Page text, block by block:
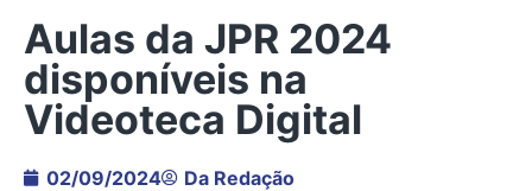
Aulas da JPR 2024
disponíveis na
Videoteca Digital
02/09/2024 Da Redação